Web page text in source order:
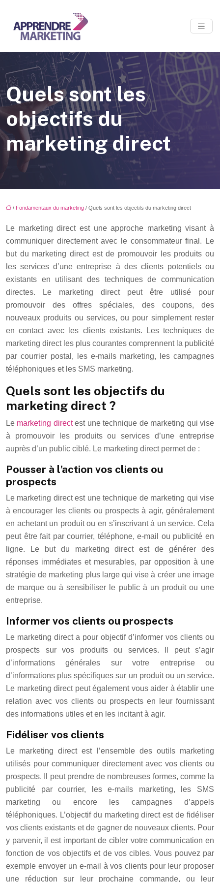
Quels sont les
objectifs du
marketing direct
/ Fondamentaux du marketing / Quels sont les objectifs du marketing direct
Le marketing direct est une approche marketing visant à
communiquer directement avec le consommateur final. Le
but du marketing direct est de promouvoir les produits ou
les services d’une entreprise à des clients potentiels ou
existants en utilisant des techniques de communication
directes. Le marketing direct peut être utilisé pour
promouvoir des offres spéciales, des coupons, des
nouveaux produits ou services, ou pour simplement rester
en contact avec les clients existants. Les techniques de
marketing direct les plus courantes comprennent la publicité
par courrier postal, les e-mails marketing, les campagnes
téléphoniques et les SMS marketing.
Quels sont les objectifs du
marketing direct ?
Le marketing directest une technique de marketing qui vise
à promouvoir les produits ou services d’une entreprise
auprès d’un public ciblé. Le marketing direct permet de :
Pousser à l’action vos clients ou
prospects
Le marketing direct est une technique de marketing qui vise
à encourager les clients ou prospects à agir, généralement
en achetant un produit ou en s’inscrivant à un service. Cela
peut être fait par courrier, téléphone, e-mail ou publicité en
ligne. Le but du marketing direct est de générer des
réponses immédiates et mesurables, par opposition à une
stratégie de marketing plus large qui vise à créer une image
de marque ou à sensibiliser le public à un produit ou une
entreprise.
Informer vos clients ou prospects
Le marketing direct a pour objectif d’informer vos clients ou
prospects sur vos produits ou services. Il peut s’agir
d’informations générales sur votre entreprise ou
d’informations plus spécifiques sur un produit ou un service.
Le marketing direct peut également vous aider à établir une
relation avec vos clients ou prospects en leur fournissant
des informations utiles et en les incitant à agir.
Fidéliser vos clients
Le marketing direct est l’ensemble des outils marketing
utilisés pour communiquer directement avec vos clients ou
prospects. Il peut prendre de nombreuses formes, comme la
publicité par courrier, les e-mails marketing, les SMS
marketing ou encore les campagnes d’appels
téléphoniques. L’objectif du marketing direct est de fidéliser
vos clients existants et de gagner de nouveaux clients. Pour
y parvenir, il est important de cibler votre communication en
fonction de vos objectifs et de vos cibles. Vous pouvez par
exemple envoyer un e-mail à vos clients pour leur proposer
une réduction sur leur prochaine commande, ou leur